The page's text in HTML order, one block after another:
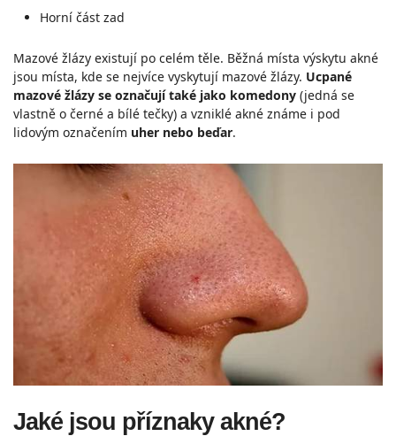
Horní část zad
Mazové žlázy existují po celém těle. Běžná místa výskytu akné
jsou místa, kde se nejvíce vyskytují mazové žlázy. Ucpané
mazové žlázy se označují také jako komedony (jedná se
vlastně o černé a bílé tečky) a vzniklé akné známe i pod
lidovým označením uher nebo beďar.
Jaké jsou příznaky akné?